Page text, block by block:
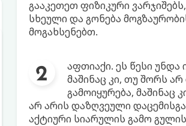
გააკეთეთ ფიზიკური
სხეული და გონება
მოგახსენებთ.
აფთიაქი. ეს წესი
მაშინაც კი, თუ შორს
გამოიყურება,
არ არის დაზღვეული
აქტიური სიარულის გამო